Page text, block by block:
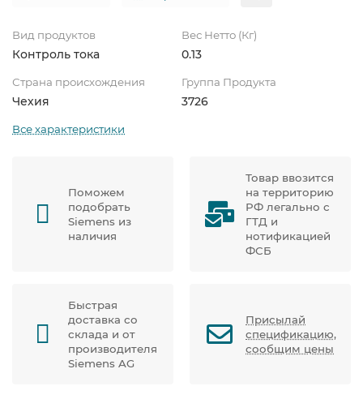
Вид продуктов
Контроль тока
Вес Нетто (Кг)
0.13
Страна происхождения
Чехия
Группа Продукта
3726
Все характеристики
Поможем
подобрать
Siemens из
наличия
Товар ввозится
на территорию
РФ легально с
ГТД и
нотификацией
ФСБ
Быстрая
доставка со
склада и от
производителя
Siemens AG
Присылай
спецификацию,
сообщим цены